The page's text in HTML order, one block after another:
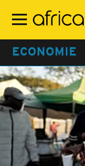
contenu
ECONOMIE